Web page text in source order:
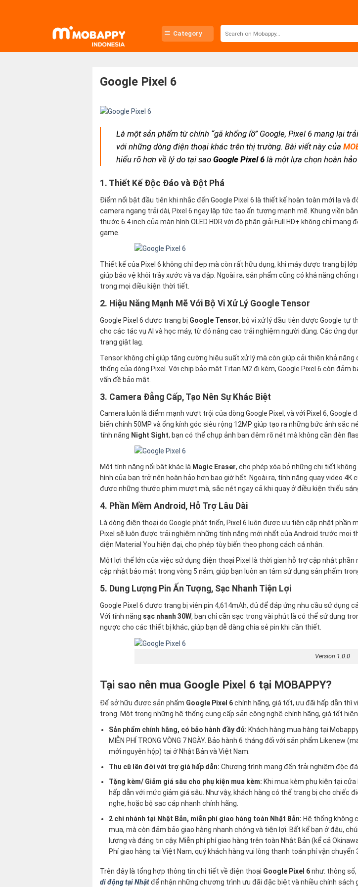
Category
Google Pixel 6
Là một sản phẩm từ chính “gã khổng lồ” Google, Pixel 6 mang lại
với những dòng điện thoại khác trên thị trường. Bài viết này của
hiểu rõ hơn về lý do tại saoGoogle Pixel 6 là một lựa chọn hoàn
1. Thiết Kế Độc Đáo và Đột Phá
Điểm nổi bật đầu tiên khi nhắc đến Google Pixel 6 là thiết kế hoàn toàn mới lạ
camera ngang trải dài, Pixel 6 ngay lập tức tạo ấn tượng mạnh mẽ. Khung viền
thước 6.4 inch của màn hình OLED HDR với độ phân giải Full HD+ không chỉ
game.
Thiết kế của Pixel 6 không chỉ đẹp mà còn rất hữu dụng, khi máy được trang bị
giúp bảo vệ khỏi trầy xước và va đập. Ngoài ra, sản phẩm cũng có khả năng
trong mọi điều kiện thời tiết.
2. Hiệu Năng Mạnh Mẽ Với Bộ Vi Xử Lý Google Tensor
Google Pixel 6 được trang bị Google Tensor, bộ vi xử lý đầu tiên được Google tự
cho các tác vụ AI và học máy, từ đó nâng cao trải nghiệm người dùng. Các ứng
trạng giật lag.
Tensor không chỉ giúp tăng cường hiệu suất xử lý mà còn giúp cải thiện khả
thống của dòng Pixel. Với chip bảo mật Titan M2 đi kèm, Google Pixel 6 còn
vấn đề bảo mật.
3. Camera Đẳng Cấp, Tạo Nên Sự Khác Biệt
Camera luôn là điểm mạnh vượt trội của dòng Google Pixel, và với Pixel 6,
biến chính 50MP và ống kính góc siêu rộng 12MP giúp tạo ra những bức ảnh
tính năng Night Sight, bạn có thể chụp ảnh ban đêm rõ nét mà không cần đèn
Một tính năng nổi bật khác là Magic Eraser, cho phép xóa bỏ những chi tiết
hình của bạn trở nên hoàn hảo hơn bao giờ hết. Ngoài ra, tính năng quay video 4K
được những thước phim mượt mà, sắc nét ngay cả khi quay ở điều kiện thiếu
4. Phần Mềm Android, Hỗ Trợ Lâu Dài
Là dòng điện thoại do Google phát triển, Pixel 6 luôn được ưu tiên cập nhật
Pixel sẽ luôn được trải nghiệm những tính năng mới nhất của Android trước mọi
diện Material You hiện đại, cho phép tùy biến theo phong cách cá nhân.
Một lợi thế lớn của việc sử dụng điện thoại Pixel là thời gian hỗ trợ cập nhật
cập nhật bảo mật trong vòng 5 năm, giúp bạn luôn an tâm sử dụng sản phẩm
5. Dung Lượng Pin Ấn Tượng, Sạc Nhanh Tiện Lợi
Google Pixel 6 được trang bị viên pin 4,614mAh, đủ để đáp ứng nhu cầu sử dụng
Với tính năng sạc nhanh 30W, bạn chỉ cần sạc trong vài phút là có thể sử dụng
ngược cho các thiết bị khác, giúp bạn dễ dàng chia sẻ pin khi cần thiết.
Version 1.0.0
Tại sao nên mua Google Pixel 6 tại MOBAPPY?
Để sở hữu được sản phẩm Google Pixel 6chính hãng, giá tốt, ưu đãi hấp dẫn thì
trọng. Một trong những hệ thống cung cấp sản công nghệ chính hãng, giá tốt
Sản phẩm chính hãng, có bảo hành đầy đủ: Khách hàng mua hàng tại
MIỄN PHÍ TRONG VÒNG 7 NGÀY. Bảo hành 6 tháng đối với sản phẩm
mới nguyên hộp) tại ở Nhật Bản và Việt Nam.
Thu cũ lên đời với trợ giá hấp dẫn:Chương trình mang đến trải nghiệm độc
Tặng kèm/ Giảm giá sâu cho phụ kiện mua kèm: Khi mua kèm phụ kiện tại
hấp dẫn với mức giảm giá sâu. Như vậy, khách hàng có thể trang bị cho
nghe, hoặc bộ sạc cáp nhanh chính hãng.
2 chi nhánh tại Nhật Bản, miễn phí giao hàng toàn Nhật Bản: Hệ thống không
mua, mà còn đảm bảo giao hàng nhanh chóng và tiện lợi. Bất kể bạn ở đâu,
lượng và đáng tin cậy. Miễn phí phí giao hàng trên toàn Nhật Bản (kể cả
Phí giao hàng tại Việt Nam, quý khách hàng vui lòng thanh toán phí vận chuyển
Trên đây là tổng hợp thông tin chi tiết về điện thoại Google Pixel 6như: thông số,
di động tại Nhậtđể nhận những chương trình ưu đãi đặc biệt và nhiều chính sách